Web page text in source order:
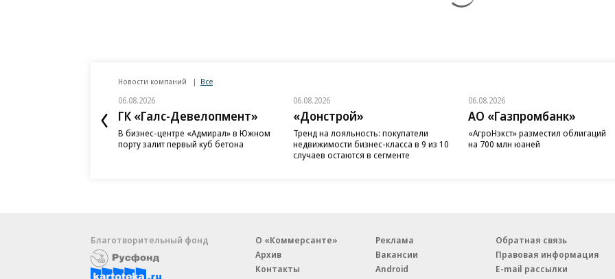
Новости компаний Все
06.08.2026
ГК «Галс-Девелопмент»
В бизнес-центре «Адмирал» в Южном
порту залит первый куб бетона
06.08.2026
«Донстрой»
Тренд на лояльность: покупатели
недвижимости бизнес-класса в 9 из 10
случаев остаются в сегменте
06.08.2026
АО «Газпромбанк»
«АгроНэкст» разместил облигаций
на 700 млн юаней
Благотворительный фонд
О «Коммерсанте»
Архив
Контакты
Реклама
Вакансии
Android
Обратная связь
Правовая информация
E-mail рассылки